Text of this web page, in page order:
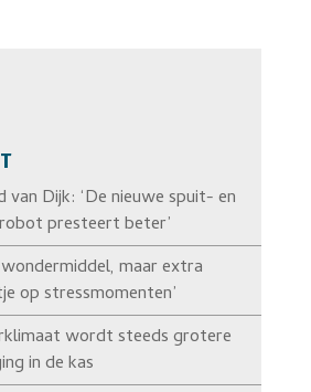
van Dijk: ‘De nieuwe spuit- en
presteert beter’
wondermiddel, maar extra
op stressmomenten’
wordt steeds grotere
in de kas